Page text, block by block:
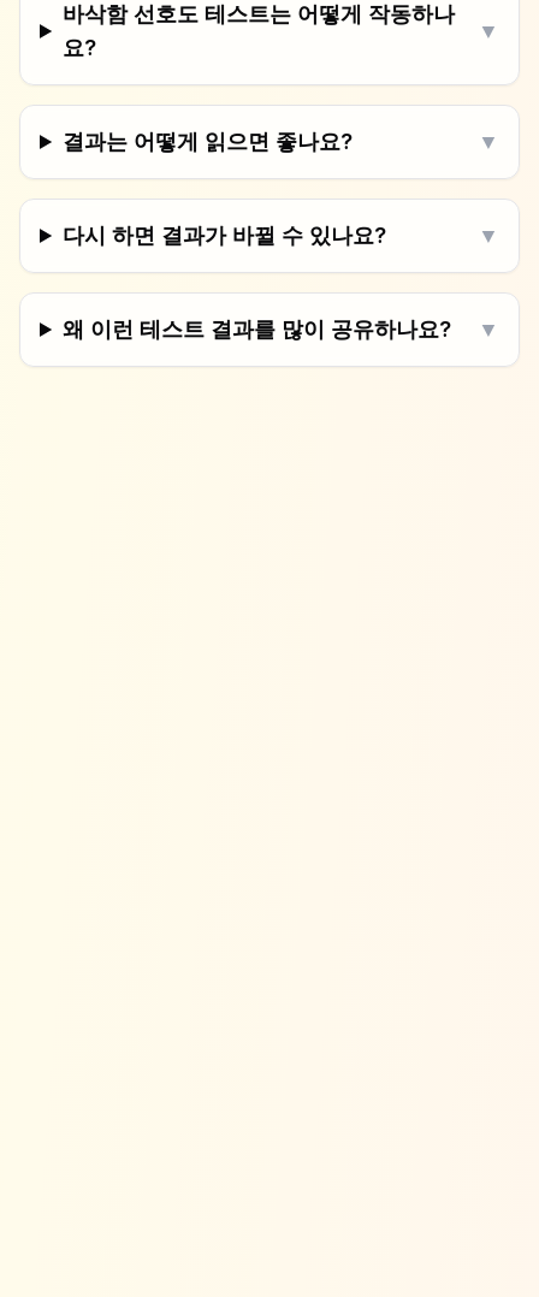
바삭함 선호도 테스트는 어떻게 작동하나
요?
▼
결과는 어떻게 읽으면 좋나요? ▼
다시 하면 결과가 바뀔 수 있나요? ▼
왜 이런 테스트 결과를 많이 공유하나요? ▼